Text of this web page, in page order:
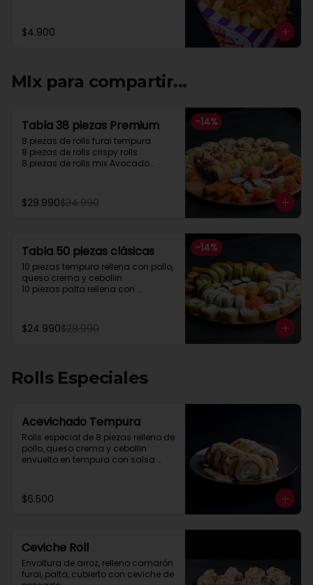
$4.900
MIx para compartir...
-14%
Tabla 38 piezas Premium
8 piezas de rolls furai tempura
8 piezas de rolls crispy rolls
8 piezas de rolls mix Avocado
4 camarón apanados
$29.990$34.990
-14%
Tabla 50 piezas clásicas
10 piezas tempura rellena con pollo,
queso crema y cebollin
10 piezas palta rellena con
palta y cebollin
4 gyosas pollo y cerdo
$24.990$28.990
Rolls Especiales
Acevichado Tempura
Rolls especial de 8 piezas relleno de
pollo, queso crema y cebollin
envuelto en tempura con salsa
$6.500
Ceviche Roll
Envoltura de arroz, relleno camarón
furai, palta, cubierto con ceviche de